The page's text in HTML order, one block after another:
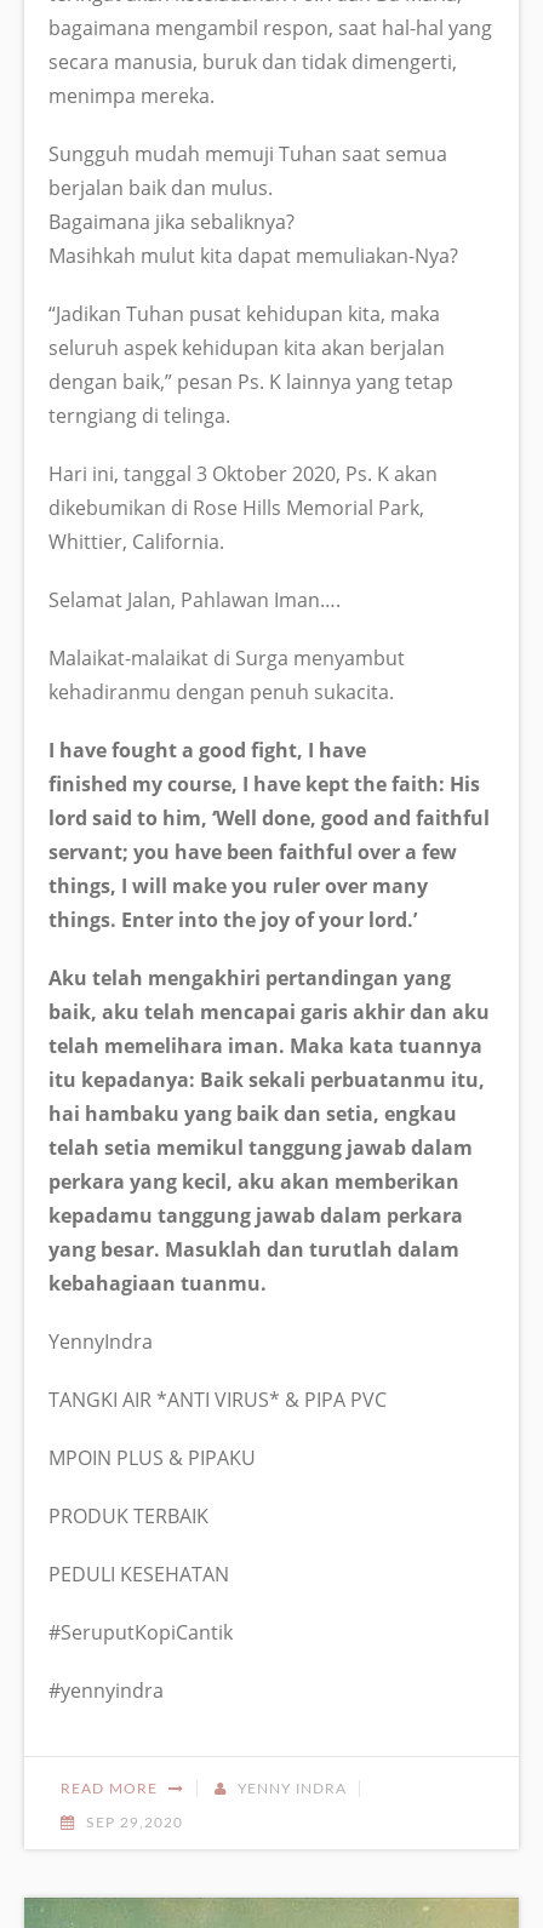
bagaimana mengambil respon, saat hal-hal yang
secara manusia, buruk dan tidak dimengerti,
menimpa mereka.
Sungguh mudah memuji Tuhan saat semua
berjalan baik dan mulus.
Bagaimana jika sebaliknya?
Masihkah mulut kita dapat memuliakan-Nya?
“Jadikan Tuhan pusat kehidupan kita, maka
seluruh aspek kehidupan kita akan berjalan
dengan baik,” pesan Ps. K lainnya yang tetap
terngiang di telinga.
Hari ini, tanggal 3 Oktober 2020, Ps. K akan
dikebumikan di Rose Hills Memorial Park,
Whittier, California.
Selamat Jalan, Pahlawan Iman….
Malaikat-malaikat di Surga menyambut
kehadiranmu dengan penuh sukacita.
I have fought a good fight, I have
finished my course, I have kept the faith: His
lord said to him, ‘Well done, good and faithful
servant; you have been faithful over a few
things, I will make you ruler over many
things. Enter into the joy of your lord.’
Aku telah mengakhiri pertandingan yang
baik, aku telah mencapai garis akhir dan aku
telah memelihara iman. Maka kata tuannya
itu kepadanya: Baik sekali perbuatanmu itu,
hai hambaku yang baik dan setia, engkau
telah setia memikul tanggung jawab dalam
perkara yang kecil, aku akan memberikan
kepadamu tanggung jawab dalam perkara
yang besar. Masuklah dan turutlah dalam
kebahagiaan tuanmu.
YennyIndra
TANGKI AIR *ANTI VIRUS* & PIPA PVC
MPOIN PLUS & PIPAKU
PRODUK TERBAIK
PEDULI KESEHATAN
#SeruputKopiCantik
#yennyindra
READ MORE YENNY INDRA
SEP 29,2020